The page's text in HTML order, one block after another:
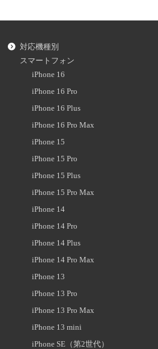
対応機種別
スマートフォン
iPhone 16
iPhone 16 Pro
iPhone 16 Plus
iPhone 16 Pro Max
iPhone 15
iPhone 15 Pro
iPhone 15 Plus
iPhone 15 Pro Max
iPhone 14
iPhone 14 Pro
iPhone 14 Plus
iPhone 14 Pro Max
iPhone 13
iPhone 13 Pro
iPhone 13 Pro Max
iPhone 13 mini
iPhone SE（第2世代）